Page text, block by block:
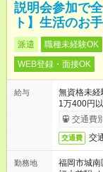
説明会参加で
ト】生活のお
派遣 職種未経験OK
WEB登録・面接OK
給与
無資格未
1万400円
交通費
交通費 交
勤務地
福岡市城南